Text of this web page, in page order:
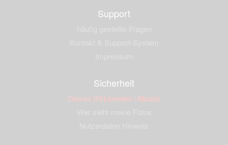
Support
Sicherheit
Dieses Bild melden (Abuse)